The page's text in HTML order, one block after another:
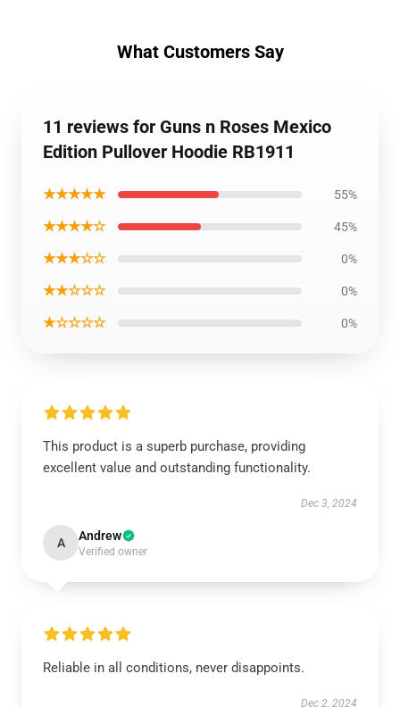
What Customers Say
11 reviews for Guns n Roses Mexico
Edition Pullover Hoodie RB1911
★★★★★ 55%
★★★★☆ 45%
★★★☆☆ 0%
★★☆☆☆ 0%
★☆☆☆☆ 0%
This product is a superb purchase, providing
excellent value and outstanding functionality.
Dec 3, 2024
A Andrew
Verified owner
Reliable in all conditions, never disappoints.
Dec 2, 2024